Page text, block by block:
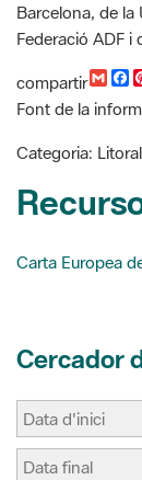
m
a
i
a
c
e
b
o
o
k
Font de la
Categoria:
Cercador